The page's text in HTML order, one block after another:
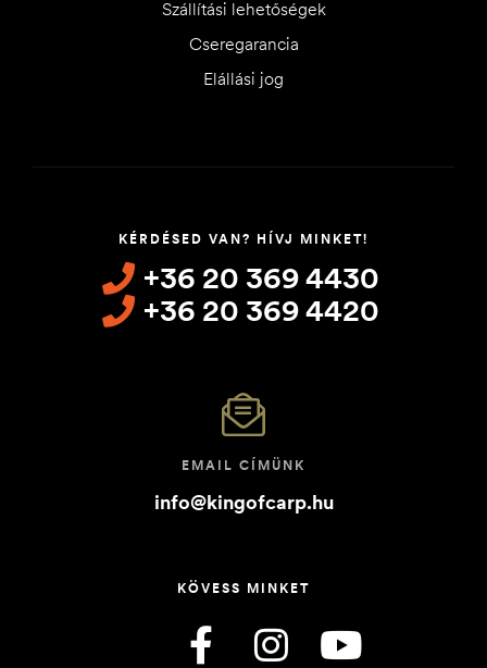
Szállítási lehetőségek
Cseregarancia
Elállási jog
KÉRDÉSED VAN? HÍVJ MINKET!
+36 20 369 4430
+36 20 369 4420
EMAIL CÍMÜNK
info@kingofcarp.hu
KÖVESS MINKET